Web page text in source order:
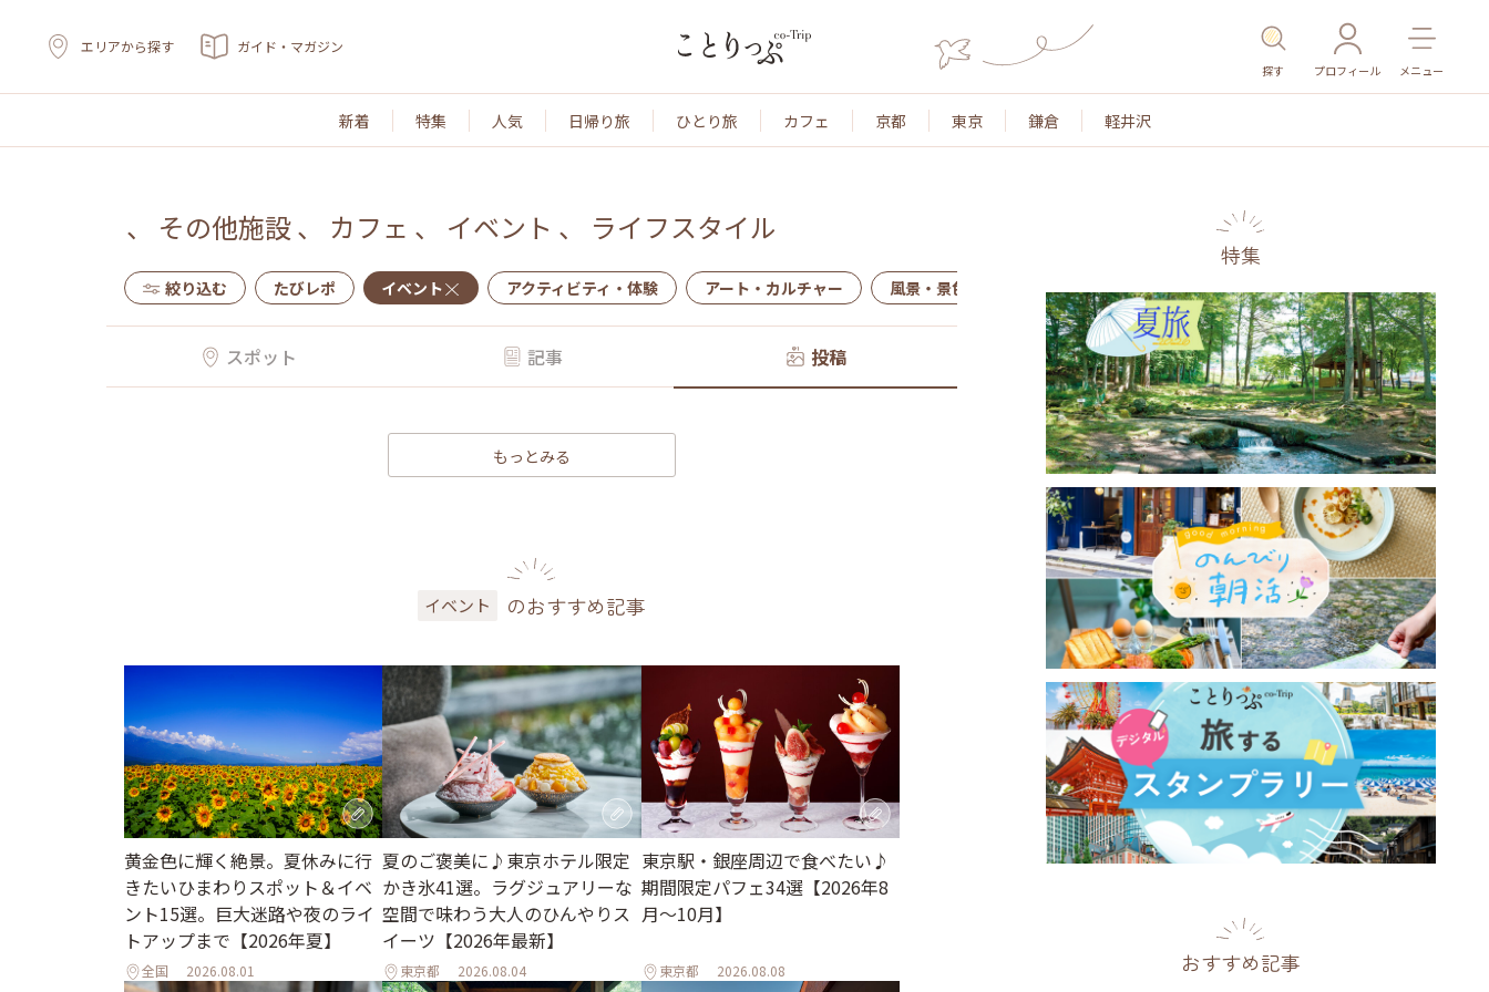
エリアから探す ガイド・マガジン
探す プロフィール メニュー
新着 特集 人気 日帰り旅 ひとり旅 カフェ 京都 東京 鎌倉 軽井沢
、 その他施設、 カフェ 、 イベント 、 ライフスタイル
絞り込む たびレポ イベント アクティビティ・体験 アート・カルチャー 風景・景色 名所・旧跡 温泉・スパ その他施設 ごはん
スポット 記事 投稿
もっとみる
イベント のおすすめ記事
黄金色に輝く絶景。夏休みに行
きたいひまわりスポット＆イベ
ント15選。巨大迷路や夜のライ
トアップまで【2026年夏】
全国 2026.08.01
夏のご褒美に♪東京ホテル限定
かき氷41選。ラグジュアリーな
空間で味わう大人のひんやりス
イーツ【2026年最新】
東京都 2026.08.04
東京駅・銀座周辺で食べたい♪
期間限定パフェ34選【2026年8
月～10月】
東京都 2026.08.08
特集
おすすめ記事